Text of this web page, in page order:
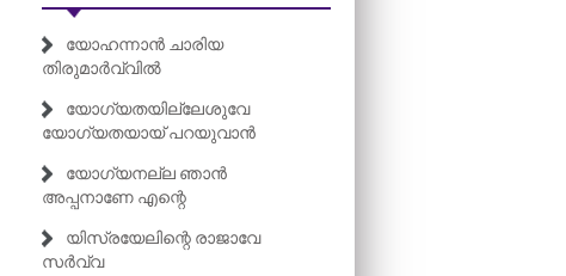
യോഹന്നാൻ ചാരിയ
തിരുമാർവ്വിൽ
യോഗ്യതയില്ലേശുവേ
യോഗ്യതയായ് പറയുവാൻ
യോഗ്യനല്ല ഞാൻ
അപ്പനാണേ എന്റെ
യിസ്രയേലിന്റെ രാജാവേ
സർവ്വ